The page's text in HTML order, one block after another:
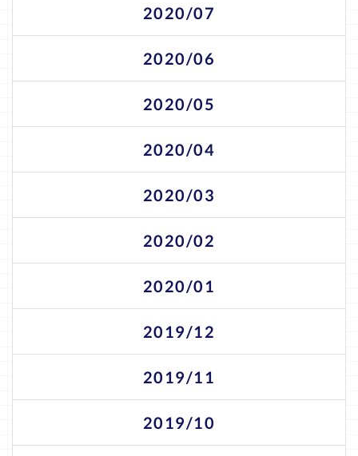
2020/07
2020/06
2020/05
2020/04
2020/03
2020/02
2020/01
2019/12
2019/11
2019/10